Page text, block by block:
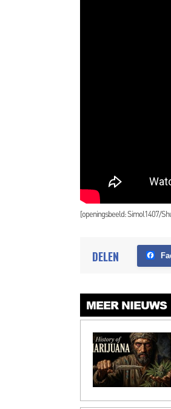
[openingsbeeld: Simol1407/
DELEN
MEER NIEUWS